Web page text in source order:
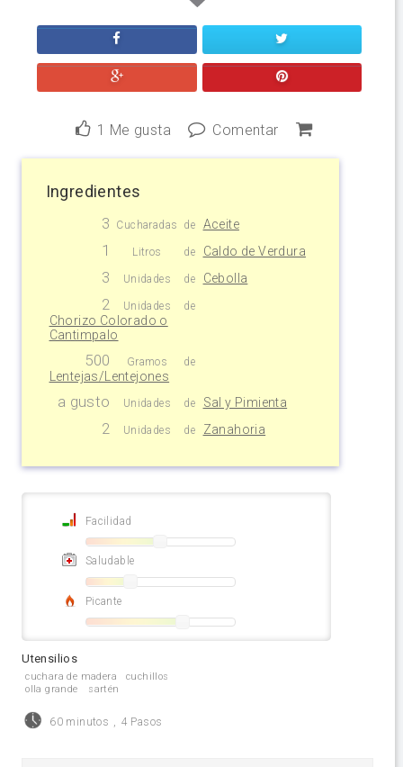
1 Me gusta Comentar
Ingredientes
3 Cucharadas de Aceite
1 Litros de Caldo de Verdura
3 Unidades de Cebolla
2 Unidades de
Chorizo Colorado o
Cantimpalo
500 Gramos de
Lentejas/Lentejones
a gusto Unidades de Sal y Pimienta
2 Unidades de Zanahoria
Facilidad
Saludable
Picante
Utensilios
cuchara de madera
cuchillos
olla grande
sartén
60 minutos , 4 Pasos